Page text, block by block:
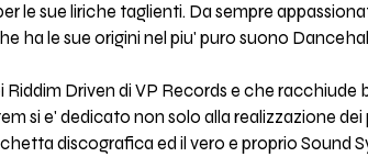
le sue liriche taglienti. Da sempre
ha le sue origini nel piu' puro suono
Driven di VP Records e che
si e' dedicato non solo alla realizzazione
discografica ed il vero e proprio